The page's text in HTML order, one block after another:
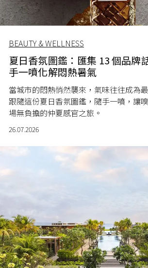
BEAUTY & WELLNESS
夏日香氛圖鑑：匯集 13 個品牌
手一噴化解悶熱暑氣
當城市的悶熱悄然襲來，氣味往往成為
跟隨這份夏日香氛圖鑑，隨手一噴，讓
場無負擔的仲夏感官之旅。
26.07.2026